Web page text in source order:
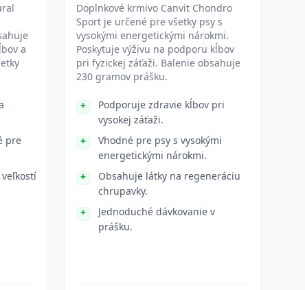
a
pre
Doplnkové krmivo Canvit Chondro
Sport je určené pre všetky psy s
vysokými energetickými nárokmi.
Poskytuje výživu na podporu kĺbov
pri fyzickej záťaži. Balenie obsahuje
230 gramov prášku.
Podporuje zdravie kĺbov pri
vysokej záťaži.
Vhodné pre psy s vysokými
energetickými nárokmi.
Obsahuje látky na regeneráciu
chrupavky.
Jednoduché dávkovanie v
prášku.